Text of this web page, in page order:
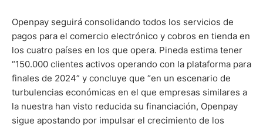
Openpay seguirá consolidando todos los servicios de
pagos para el comercio electrónico y cobros en tienda en
los cuatro países en los que opera. Pineda estima tener
“150.000 clientes activos operando con la plataforma para
finales de 2024” y concluye que “en un escenario de
turbulencias económicas en el que empresas similares a
la nuestra han visto reducida su financiación, Openpay
sigue apostando por impulsar el crecimiento de los